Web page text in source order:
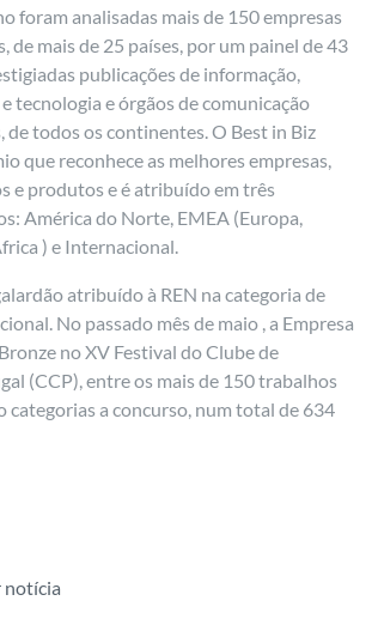
foram analisadas mais de 150 empresas
de mais de 25 países, por um painel de 43
publicações de informação,
tecnologia e órgãos de comunicação
de todos os continentes. O Best in Biz
que reconhece as melhores empresas,
e produtos e é atribuído em três
América do Norte, EMEA (Europa,
) e Internacional.
atribuído à REN na categoria de
No passado mês de maio , a Empresa
no XV Festival do Clube de
(CCP), entre os mais de 150 trabalhos
categorias a concurso, num total de 634
notícia